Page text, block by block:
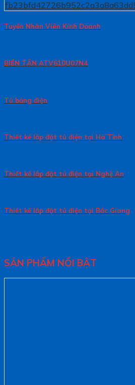
Tuyển Nhân Viên Kinh Doanh
BIẾN TẦN ATV610U07N4
Tủ bảng điện
Thiết kế lắp đặt tủ điện tại Hà Tĩnh
Thiết kế lắp đặt tủ điện tại Nghệ An
Thiết kế lắp đặt tủ điện tại Bắc Giang
SẢN PHẨM NỔI BẬT